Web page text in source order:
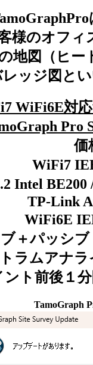
様のオフィ
地図（ヒー
ッジ図と
WiFi6E対
Pro
価
WiFi7
Intel BE200
TP-Link
WiFi6E
＋パッシ
ラムアナラ
ント前後１
TamoGraph